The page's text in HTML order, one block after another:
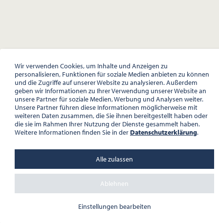
Wir verwenden Cookies, um Inhalte und Anzeigen zu
personalisieren, Funktionen für soziale Medien anbieten zu können
und die Zugriffe auf unserer Website zu analysieren. Außerdem
geben wir Informationen zu Ihrer Verwendung unserer Website an
unsere Partner für soziale Medien, Werbung und Analysen weiter.
Unsere Partner führen diese Informationen möglicherweise mit
weiteren Daten zusammen, die Sie ihnen bereitgestellt haben oder
die sie im Rahmen Ihrer Nutzung der Dienste gesammelt haben.
Weitere Informationen finden Sie in der Datenschutzerklärung.
Einstellungen bearbeiten
Ablehnen
Alle zulassen